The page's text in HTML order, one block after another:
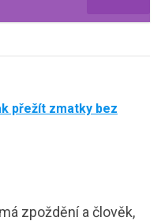
přežít zmatky bez
zpoždění a člověk,